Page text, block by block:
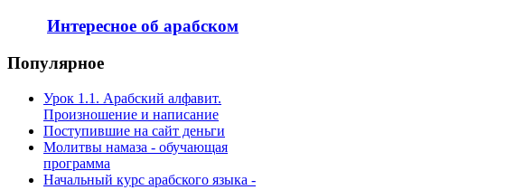
Интересное об арабском
Популярное
Урок 1.1. Арабский алфавит.
Произношение и написание
Поступившие на сайт деньги
Молитвы намаза - обучающая
программа
Начальный курс арабского языка -